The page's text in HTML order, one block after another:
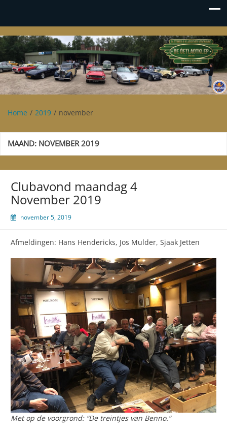
Oetlaotklep
Oldtimer en klassieker vereniging De Oetlaotklep
Home 2019 november
MAAND: NOVEMBER 2019
Clubavond maandag 4
November 2019
november 5, 2019
Afmeldingen: Hans Hendericks, Jos Mulder, Sjaak Jetten
Met op de voorgrond: “De treintjes van Benno.”